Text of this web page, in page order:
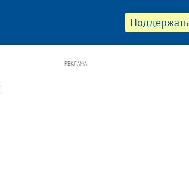
Поддержать
РЕКЛАМА